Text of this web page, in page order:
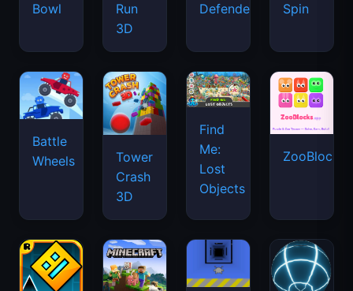
Bowl
Run
3D
Defenders
Spin
Battle
Wheels
Tower
Crash
3D
Find
Me:
Lost
Objects
ZooBlocks